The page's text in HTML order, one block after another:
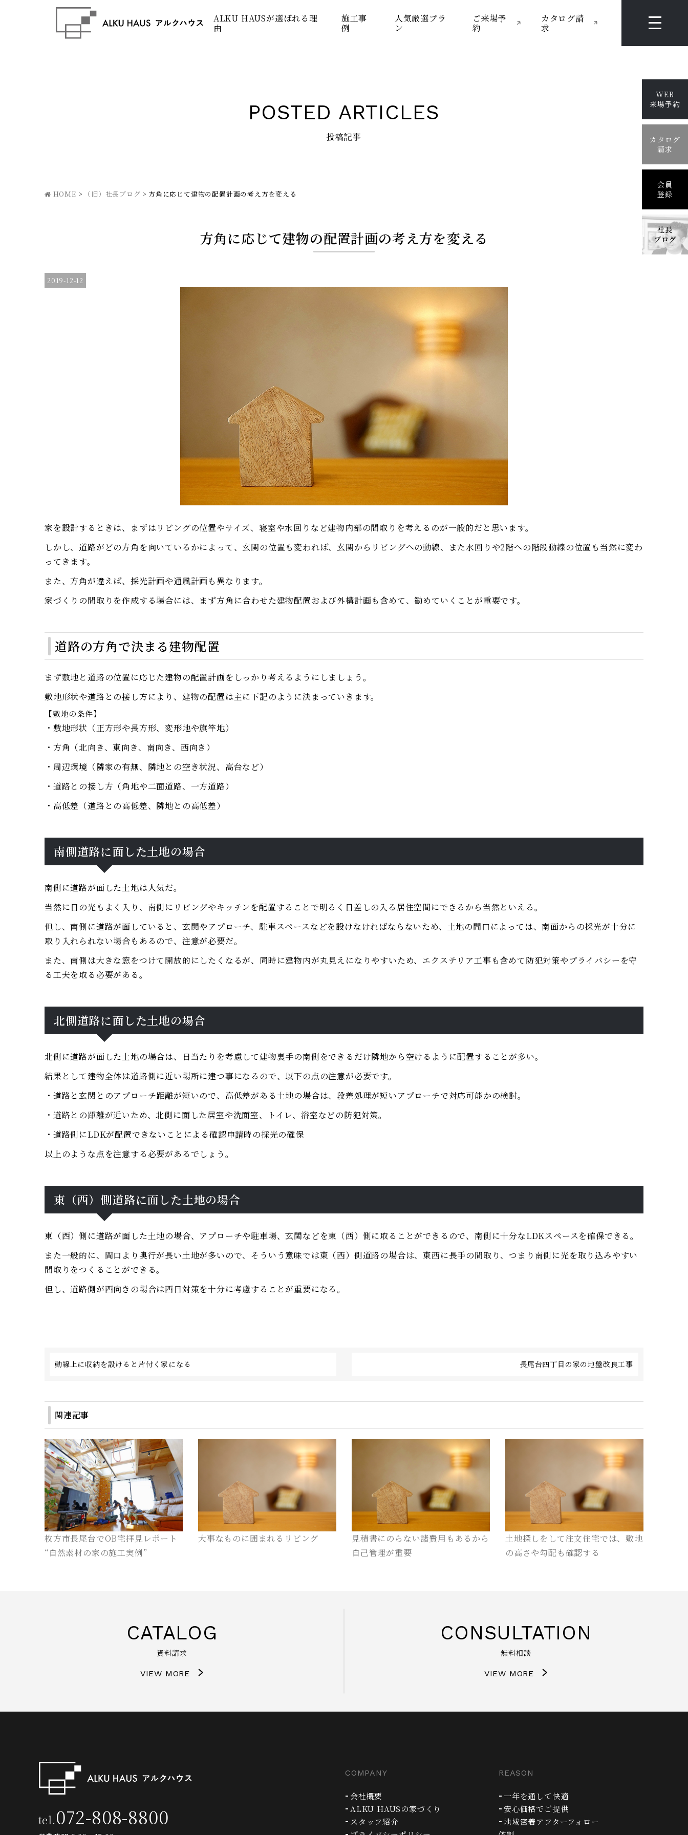
ALKU HAUSが選ばれる理
由
施工事
例
人気厳選プラ
ン
ご来場予
約
カタログ請
求
POSTED ARTICLES
投稿記事
HOME > （旧）社長ブログ > 方角に応じて建物の配置計画の考え方を変える
方角に応じて建物の配置計画の考え方を変える
2019-12-12
家を設計するときは、まずはリビングの位置やサイズ、寝室や水回りなど建物内部の間取りを考えるのが一般的だと思います。
しかし、道路がどの方角を向いているかによって、玄関の位置も変われば、玄関からリビングへの動線、また水回りや2階への階段動線の位置も当然に変わ
ってきます。
また、方角が違えば、採光計画や通風計画も異なります。
家づくりの間取りを作成する場合には、まず方角に合わせた建物配置および外構計画も含めて、勧めていくことが重要です。
道路の方角で決まる建物配置
まず敷地と道路の位置に応じた建物の配置計画をしっかり考えるようにしましょう。
敷地形状や道路との接し方により、建物の配置は主に下記のように決まっていきます。
【敷地の条件】
・敷地形状（正方形や長方形、変形地や旗竿地）
・方角（北向き、東向き、南向き、西向き）
・周辺環境（隣家の有無、隣地との空き状況、高台など）
・道路との接し方（角地や二面道路、一方道路）
・高低差（道路との高低差、隣地との高低差）
南側道路に面した土地の場合
南側に道路が面した土地は人気だ。
当然に日の光もよく入り、南側にリビングやキッチンを配置することで明るく日差しの入る居住空間にできるから当然といえる。
但し、南側に道路が面していると、玄関やアプローチ、駐車スペースなどを設けなければならないため、土地の間口によっては、南面からの採光が十分に
取り入れられない場合もあるので、注意が必要だ。
また、南側は大きな窓をつけて開放的にしたくなるが、同時に建物内が丸見えになりやすいため、エクステリア工事も含めて防犯対策やプライバシーを守
る工夫を取る必要がある。
北側道路に面した土地の場合
北側に道路が面した土地の場合は、日当たりを考慮して建物裏手の南側をできるだけ隣地から空けるように配置することが多い。
結果として建物全体は道路側に近い場所に建つ事になるので、以下の点の注意が必要です。
・道路と玄関とのアプローチ距離が短いので、高低差がある土地の場合は、段差処理が短いアプローチで対応可能かの検討。
・道路との距離が近いため、北側に面した居室や洗面室、トイレ、浴室などの防犯対策。
・道路側にLDKが配置できないことによる確認申請時の採光の確保
以上のような点を注意する必要があるでしょう。
東（西）側道路に面した土地の場合
東（西）側に道路が面した土地の場合、アプローチや駐車場、玄関などを東（西）側に取ることができるので、南側に十分なLDKスペースを確保できる。
また一般的に、間口より奥行が長い土地が多いので、そういう意味では東（西）側道路の場合は、東西に長手の間取り、つまり南側に光を取り込みやすい
間取りをつくることができる。
但し、道路側が西向きの場合は西日対策を十分に考慮することが重要になる。
動線上に収納を設けると片付く家になる 長尾台四丁目の家の地盤改良工事
関連記事
枚方市長尾台でOB宅拝見レポート
“自然素材の家の施工実例”
大事なものに囲まれるリビング
見積書にのらない諸費用もあるから
自己管理が重要
土地探しをして注文住宅では、敷地
の高さや勾配も確認する
WEB
来場予約
カタログ
請求
会員
登録
社長
ブログ
CATALOG
資料請求
VIEW MORE
CONSULTATION
無料相談
VIEW MORE
tel.072-808-8800
COMPANY
会社概要
ALKU HAUSの家づくり
スタッフ紹介
REASON
一年を通して快適
安心価格でご提供
地域密着アフターフォロー